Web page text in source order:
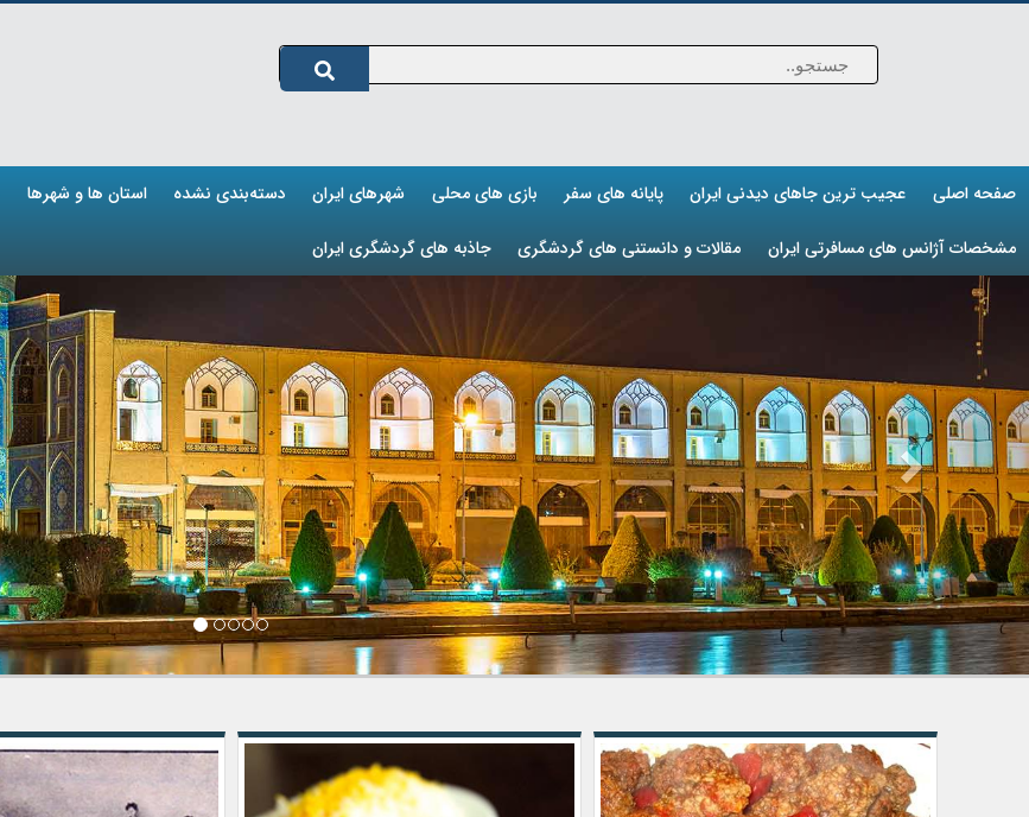
صفحه اصلی عجیب ترین جاهای دیدنی ایران پایانه های سفر بازی های محلی شهرهای ایران دسته‌بندی نشده استان ها و شهرها
مشخصات آژانس های مسافرتی ایران مقالات و دانستنی های گردشگری جاذبه های گردشگری ایران